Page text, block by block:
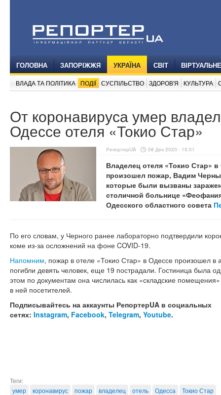
ГОЛОВНА ЗАПОРІЖЖЯ УКРАЇНА СВІТ
ВЛАДА ТА ПОЛІТИКА ПОДІЇ СУСПІЛЬСТВО ЗДОРОВ'Я КУЛЬТУРА
От коронавируса умер
Одессе отеля «Токио Стар»
РепортерUA 08 Дек 2020 - 15:01
Владелец отеля «Токио Стар»
произошел пожар, Вадим
которые были вызваны
столичной больнице
Одесского областного совета
По его словам, у Черного ранее лабораторно подтвердили
коме из-за осложнений на фоне COVID-19.
Напомним, пожар в отеле «Токио Стар» в Одессе произошел в
погибли девять человек, еще 19 пострадали. Гостиница была
этом по документам она числилась как «складские
в ней посетителей.
Подписывайтесь на аккаунты РепортерUA в социальных
сетях: Instagram, Facebook, Telegram, Youtube.
Теги:
умер
коронавирус пожар владелец отель Одесса Токио Стар